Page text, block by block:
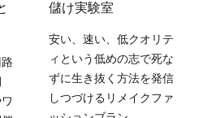
儲け実験室
安い、速い、低クオリテ
ィという低めの志で死な
ずに生き抜く方法を発信
しつづけるリメイクファ